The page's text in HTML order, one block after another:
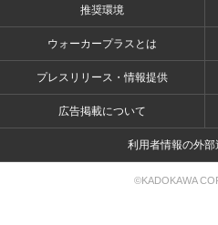
推奨環境
ウォーカープラスとは
プレスリリース・情報提供
広告掲載について
利用者情報の外
©KADOKAWA